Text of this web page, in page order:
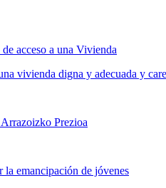
acceso a una Vivienda
vivienda digna y adecuada y
Prezioa
la emancipación de jóvenes